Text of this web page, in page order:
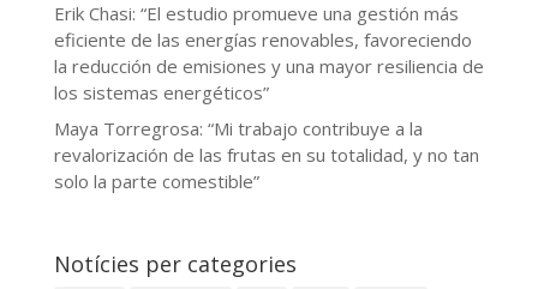
Erik Chasi: “El estudio promueve una gestión más
eficiente de las energías renovables, favoreciendo
la reducción de emisiones y una mayor resiliencia de
los sistemas energéticos”
Maya Torregrosa: “Mi trabajo contribuye a la
revalorización de las frutas en su totalidad, y no tan
solo la parte comestible”
Notícies per categories